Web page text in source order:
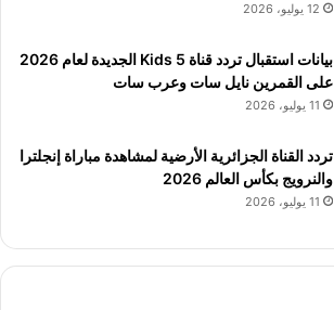
12 يوليو، 2026
بيانات استقبال تردد قناة 5 Kids الجديدة لعام 2026
على القمرين نايل سات وعرب سات
11 يوليو، 2026
تردد القناة الجزائرية الأرضية لمشاهدة مباراة إنجلترا
والنرويج بكأس العالم 2026
11 يوليو، 2026